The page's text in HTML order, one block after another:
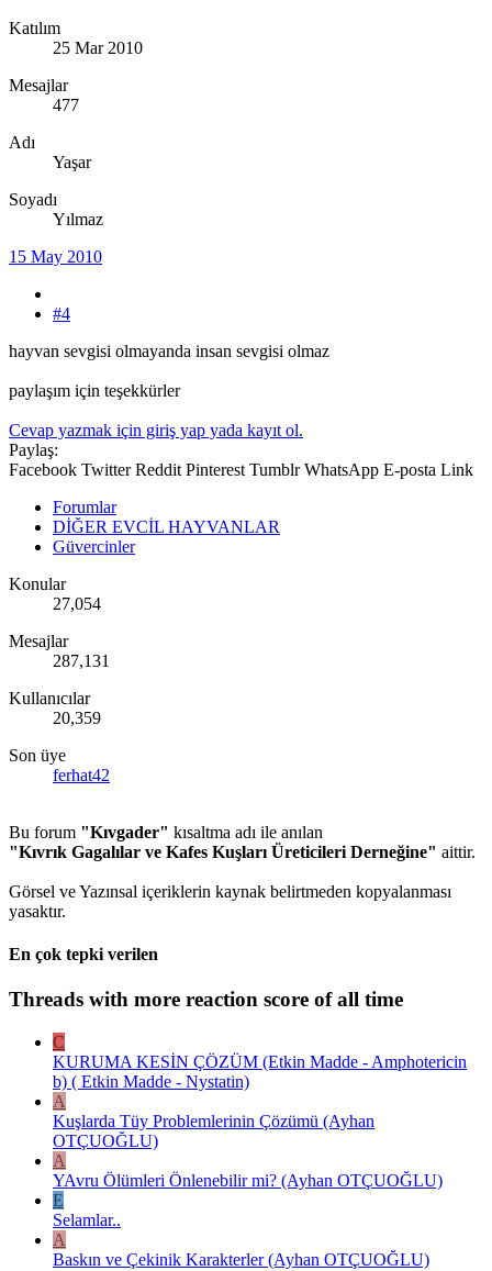
Katılım
25 Mar 2010
Mesajlar
477
Adı
Yaşar
Soyadı
Yılmaz
15 May 2010
#4
hayvan sevgisi olmayanda insan sevgisi olmaz
paylaşım için teşekkürler
Cevap yazmak için giriş yap yada kayıt ol.
Paylaş:
Facebook Twitter Reddit Pinterest Tumblr WhatsApp E-posta Link
Forumlar
DİĞER EVCİL HAYVANLAR
Güvercinler
Konular
27,054
Mesajlar
287,131
Kullanıcılar
20,359
Son üye
ferhat42
Bu forum "Kıvgader" kısaltma adı ile anılan
"Kıvrık Gagalılar ve Kafes Kuşları Üreticileri Derneğine" aittir.
Görsel ve Yazınsal içeriklerin kaynak belirtmeden kopyalanması
yasaktır.
En çok tepki verilen
Threads with more reaction score of all time
C
KURUMA KESİN ÇÖZÜM (Etkin Madde - Amphotericin
b) ( Etkin Madde - Nystatin)
A
Kuşlarda Tüy Problemlerinin Çözümü (Ayhan
OTÇUOĞLU)
A
YAvru Ölümleri Önlenebilir mi? (Ayhan OTÇUOĞLU)
E
Selamlar..
A
Baskın ve Çekinik Karakterler (Ayhan OTÇUOĞLU)